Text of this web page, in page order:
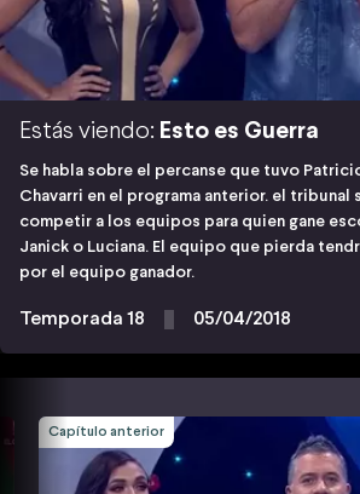
Estás viendo: Esto es Guerra
Se habla sobre el percanse que tuvo
Chavarri en el programa anterior. el tribunal
competir a los equipos para quien gane
Janick o Luciana. El equipo que pierda
por el equipo ganador.
Temporada 18 05/04/2018
Capítulo anterior